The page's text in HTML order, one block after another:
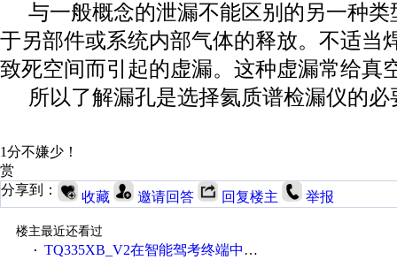
与一般概念的泄漏不能区别的另一种
于另部件或系统内部气体的释放。不适当
致死空间而引起的虚漏。这种虚漏常给真
所以了解漏孔是选择氦质谱检漏仪的必
1分不嫌少！
赏
分享到：
收藏 邀请回答 回复楼主 举报
楼主最近还看过
· TQ335XB_V2在智能驾考终端中的应用